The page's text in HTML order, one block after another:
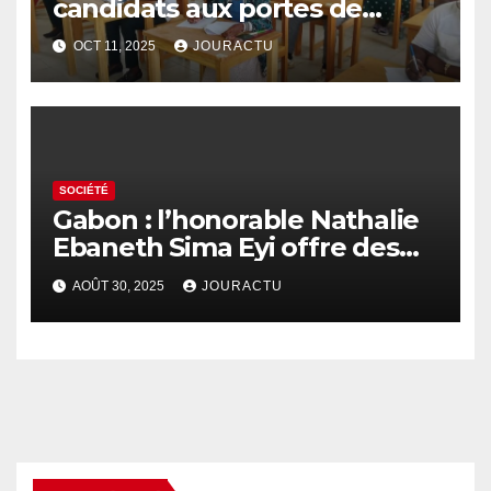
candidats aux portes de
l’Ecole nationale de
développement rural d’Oyem
OCT 11, 2025 JOURACTU
SOCIÉTÉ
Gabon : l’honorable Nathalie
Ebaneth Sima Eyi offre des
ordinateurs aux détenus de
la prison d’Oyem
AOÛT 30, 2025 JOURACTU